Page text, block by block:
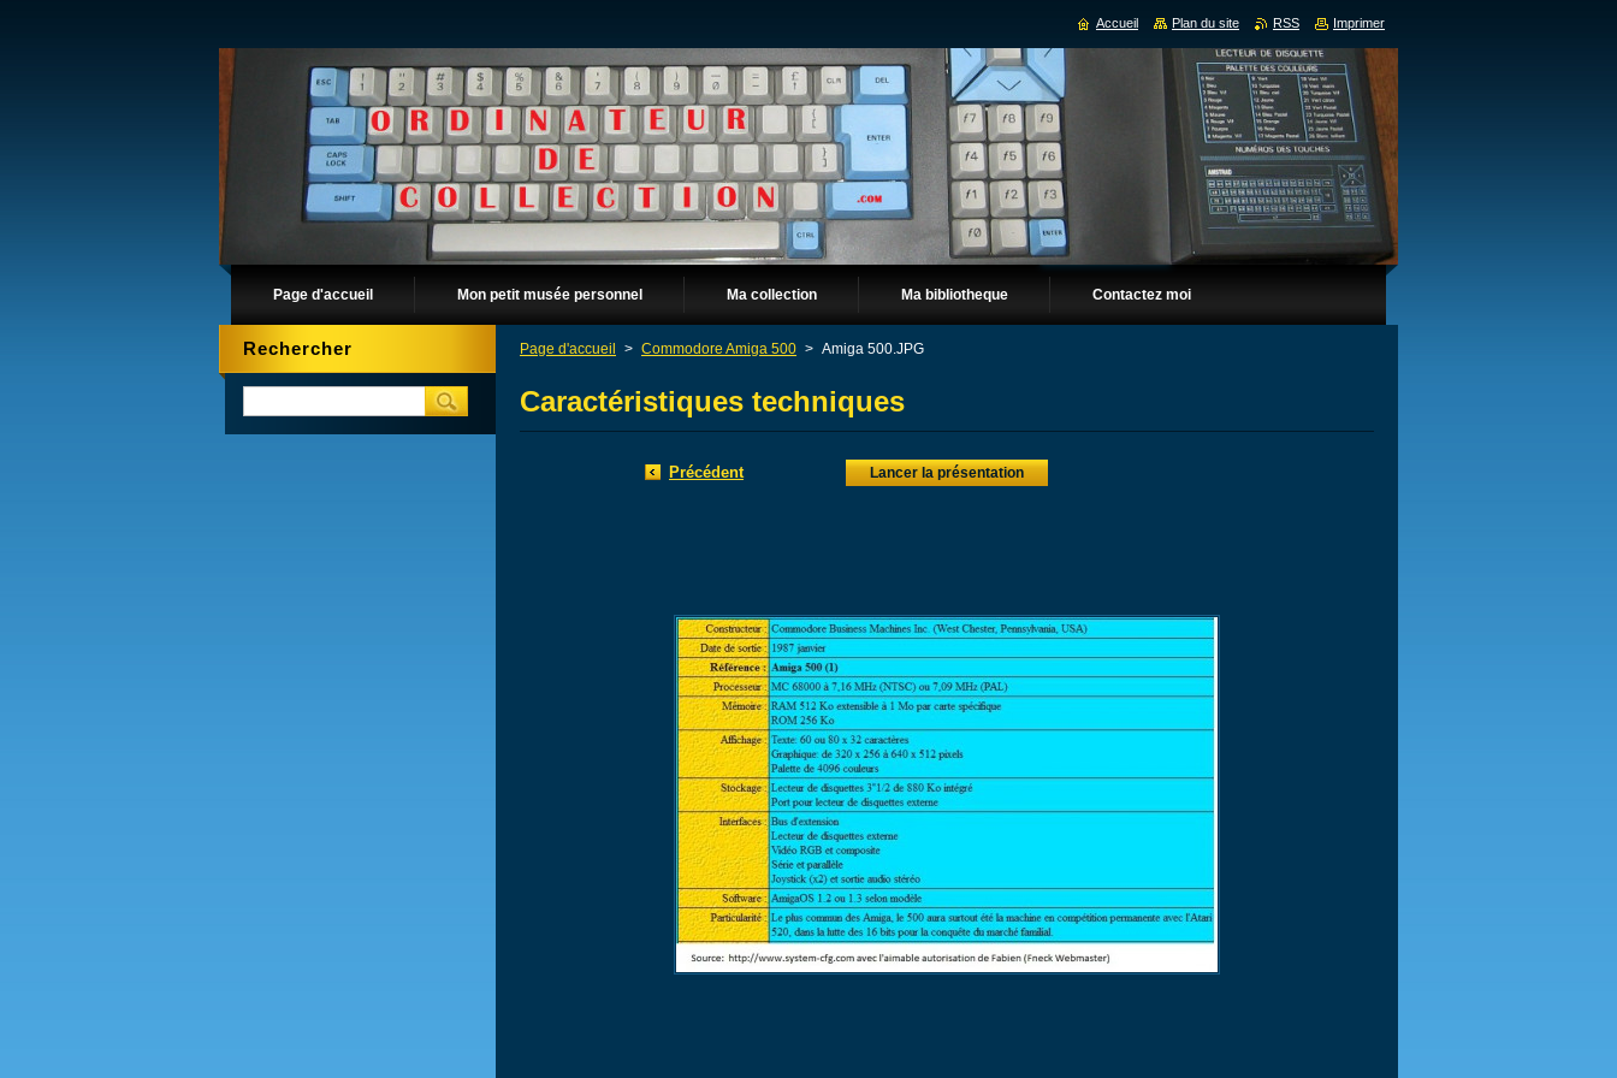
Page d'accueil Mon petit musée personnel Ma collection Ma bibliotheque Contactez moi
Page d'accueil > Commodore Amiga 500 > Amiga 500.JPG
Caractéristiques techniques
Précédent Lancer la présentation
Rechercher
Accueil Plan du site RSS Imprimer